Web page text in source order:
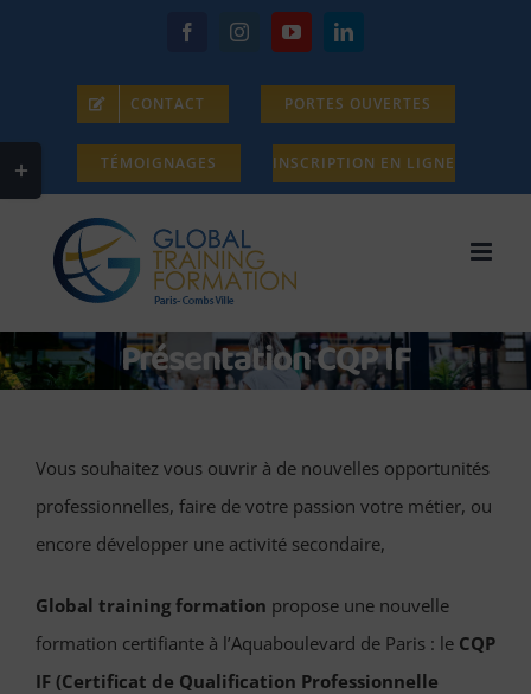
FacebookInstagramYouTubeLinkedIn
CONTACT PORTES OUVERTES
TÉMOIGNAGES INSCRIPTION EN LIGNE
Présentation CQP IF
Vous souhaitez vous ouvrir à de nouvelles opportunités
professionnelles, faire de votre passion votre métier, ou
encore développer une activité secondaire,
Global training formation propose une nouvelle
formation certifiante à l’Aquaboulevard de Paris : le CQP
IF (Certificat de Qualification Professionnelle
Bascule
de
la
barre